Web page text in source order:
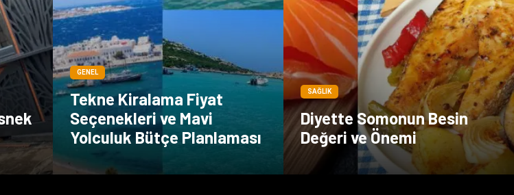
GENEL
Tekne Kiralama Fiyat
Seçenekleri ve Mavi
Yolculuk Bütçe Planlaması
SAĞLIK
Diyette Somonun Besin
Değeri ve Önemi